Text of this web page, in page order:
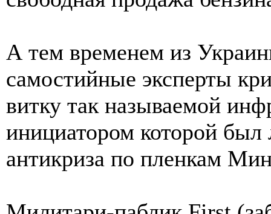
А тем временем из
самостийные эксперты
витку так называемой
инициатором которой
антикриза по пленкам